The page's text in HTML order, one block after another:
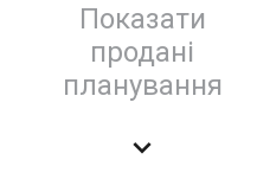
Показати
продані
планування
